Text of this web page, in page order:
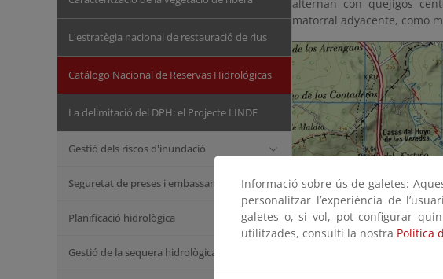
L'estratègia nacional de restauració de rius
Catálogo Nacional de Reservas Hidrológicas
La delimitació del DPH: el Projecte LINDE
Gestió dels riscos d'inundació
Seguretat de preses i embassaments
Planificació hidrològica
Gestió de la sequera hidrològica
alternan con quejigos
matorral adyacente, como
Informació sobre ús de galetes:
personalitzar l’experiència de
galetes o, si vol, pot configurar
utilitzades, consulti la nostra Política